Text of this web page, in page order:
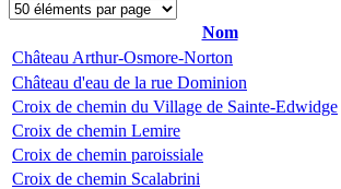
Nom
Château Arthur-Osmore-Norton
Château d'eau de la rue Dominion
Croix de chemin du Village de Sainte-Edwidge
Croix de chemin Lemire
Croix de chemin paroissiale
Croix de chemin Scalabrini